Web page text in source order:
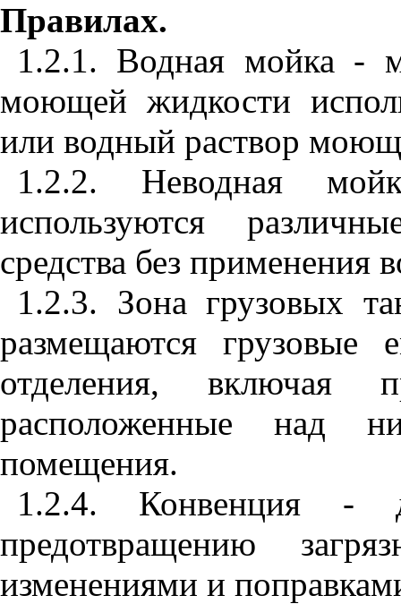
Правилах.
1.2.1. Водная мойка -
моющей жидкости
или водный раствор
1.2.2. Неводная
используются
средства без применения
1.2.3. Зона грузовых
размещаются грузовые
отделения,
расположенные над
помещения.
1.2.4. Конвенция -
предотвращению
изменениями и